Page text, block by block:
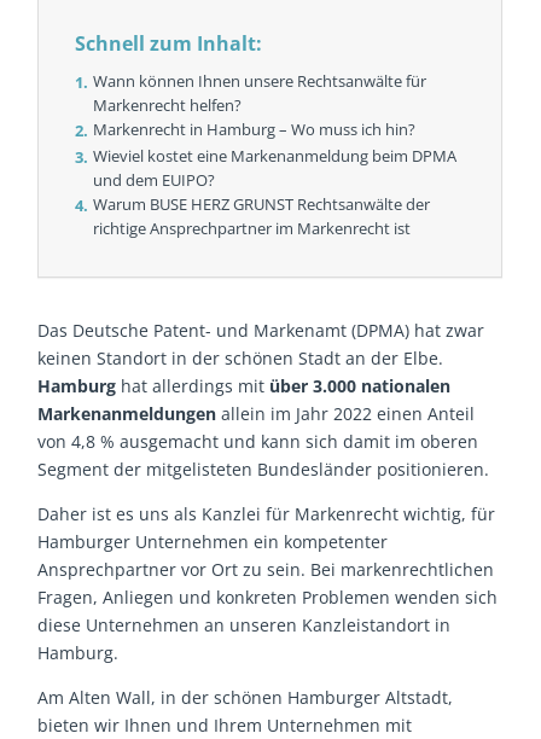
Schnell zum Inhalt:
Wann können Ihnen unsere Rechtsanwälte für
Markenrecht helfen?
Markenrecht in Hamburg – Wo muss ich hin?
Wieviel kostet eine Markenanmeldung beim DPMA
und dem EUIPO?
Warum BUSE HERZ GRUNST Rechtsanwälte der
richtige Ansprechpartner im Markenrecht ist
Das Deutsche Patent- und Markenamt (DPMA) hat zwar
keinen Standort in der schönen Stadt an der Elbe.
Hamburg hat allerdings mit über 3.000 nationalen
Markenanmeldungen allein im Jahr 2022 einen Anteil
von 4,8 % ausgemacht und kann sich damit im oberen
Segment der mitgelisteten Bundesländer positionieren.
Daher ist es uns als Kanzlei für Markenrecht wichtig, für
Hamburger Unternehmen ein kompetenter
Ansprechpartner vor Ort zu sein. Bei markenrechtlichen
Fragen, Anliegen und konkreten Problemen wenden sich
diese Unternehmen an unseren Kanzleistandort in
Hamburg.
Am Alten Wall, in der schönen Hamburger Altstadt,
bieten wir Ihnen und Ihrem Unternehmen mit